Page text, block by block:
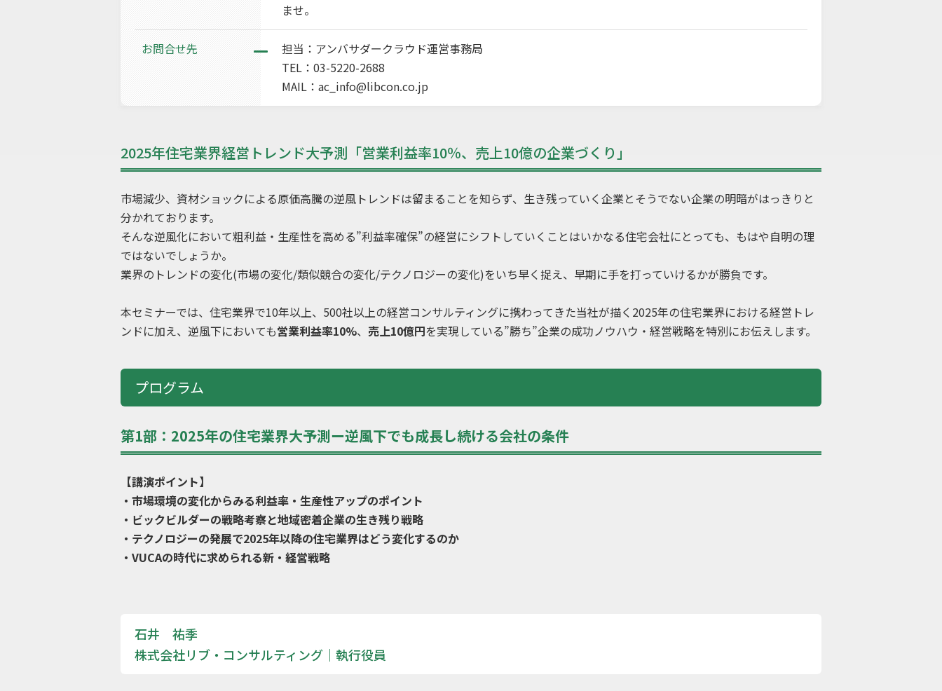
ませ。
お問合せ先
担当：アンバサダークラウド運営事務局
TEL：03-5220-2688
MAIL： ac_info@libcon.co.jp
2025年住宅業界経営トレンド大予測「営業利益率10％、売上10億の企業づくり」
市場減少、資材ショックによる原価高騰の逆風トレンドは留まることを知らず、生き残っていく企業とそうでない企業の明暗がはっきりと
分かれております。
そんな逆風化において粗利益・生産性を高める”利益率確保”の経営にシフトしていくことはいかなる住宅会社にとっても、もはや自明の理
ではないでしょうか。
業界のトレンドの変化(市場の変化/類似競合の変化/テクノロジーの変化)をいち早く捉え、早期に手を打っていけるかが勝負です。
本セミナーでは、住宅業界で10年以上、500社以上の経営コンサルティングに携わってきた当社が描く2025年の住宅業界における経営トレ
ンドに加え、逆風下においても営業利益率10%、 売上10億円を実現している”勝ち”企業の成功ノウハウ・経営戦略を特別にお伝えします。
プログラム
第1部：2025年の住宅業界大予測ー逆風下でも成長し続ける会社の条件
【講演ポイント】
・市場環境の変化からみる利益率・生産性アップのポイント
・ビックビルダーの戦略考察と地域密着企業の生き残り戦略
・テクノロジーの発展で2025年以降の住宅業界はどう変化するのか
・VUCAの時代に求められる新・経営戦略
石井 祐季
株式会社リブ・コンサルティング｜執行役員